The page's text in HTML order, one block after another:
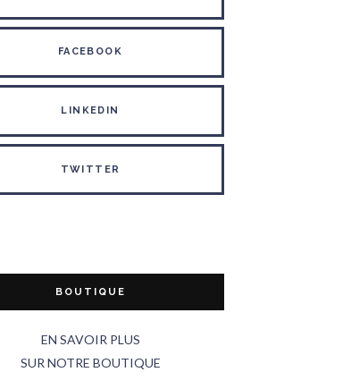
FACEBOOK
LINKEDIN
TWITTER
BOUTIQUE
EN SAVOIR PLUS
SUR NOTRE BOUTIQUE